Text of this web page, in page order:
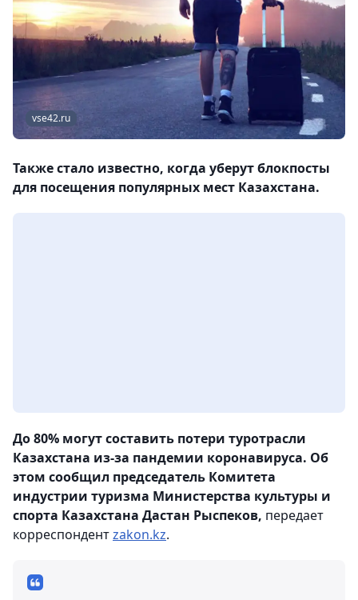
vse42.ru
Также стало известно, когда уберут блокпосты
для посещения популярных мест Казахстана.
До 80% могут составить потери туротрасли
Казахстана из-за пандемии коронавируса. Об
этом сообщил председатель Комитета
индустрии туризма Министерства культуры и
спорта Казахстана Дастан Рыспеков, передает
корреспондентzakon.kz.